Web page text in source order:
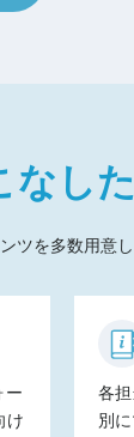
なし
ツを多数用意
ー
け
各
別